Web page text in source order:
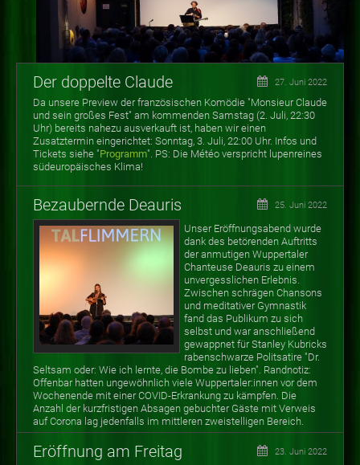
Der doppelte Claude 27. Juni 2022
Da unsere Preview der französischen Komödie "Monsieur Claude
und sein großes Fest" am kommenden Samstag (2. Juli, 22:30
Uhr) bereits nahezu ausverkauft ist, haben wir einen
Zusatztermin eingerichtet: Sonntag, 3. Juli, 22:00 Uhr. Infos und
Tickets siehe "Programm". PS: Die Météo verspricht lupenreines
südeuropäisches Klima!
Bezaubernde Deauris 25. Juni 2022
Unser Eröffnungsabend wurde
dank des betörenden Auftritts
der anmutigen Wuppertaler
Chanteuse Deauris zu einem
unvergesslichen Erlebnis.
Zwischen schrägen Chansons
und meditativer Gymnastik
fand das Publikum zu sich
selbst und war anschließend
gewappnet für Stanley Kubricks
rabenschwarze Politsatire "Dr.
Seltsam oder: Wie ich lernte, die Bombe zu lieben". Randnotiz:
Offenbar hatten ungewöhnlich viele Wuppertaler:innen vor dem
Wochenende mit einer COVID-Erkrankung zu kämpfen. Die
Anzahl der kurzfristigen Absagen gebuchter Gäste mit Verweis
auf Corona lag jedenfalls im mittleren zweistelligen Bereich.
Eröffnung am Freitag 23. Juni 2022